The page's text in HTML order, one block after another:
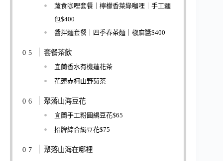
蔬食咖哩套餐｜檸檬香菜綠咖哩｜手工麵
包$400
醬拌麵套餐｜四季春茶麵｜椒麻醬$400
套餐茶飲
宜蘭香水有機蓮花茶
花蓮赤柯山野菊茶
聚落山海豆花
宜蘭手工粉圓絹豆花$65
招牌綜合絹豆花$75
聚落山海在哪裡